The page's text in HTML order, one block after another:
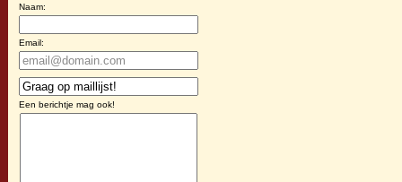
Naam:
Email:
Een berichtje mag ook!